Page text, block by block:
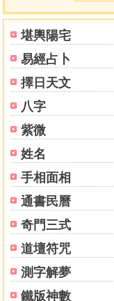
堪輿陽宅
易經占卜
擇日天文
八字
紫微
姓名
手相面相
通書民曆
奇門三式
道壇符咒
測字解夢
鐵版神數
第二章 認識後天
第一節 後天八卦
第二節 後天八
第三節 後天八卦
第四節 後天八卦
第五節 後天八
第六節 八卦配男
第七節 二十四山
第八節 二十四山
第九節 二十四山
第十節 羅經三針
第三章 定陽宅中
第四篇 陽宅形勢
第一章 陽宅龍法
第一節 山地陽宅
第二節 平洋陽
第二章 陽宅砂法
第一節 陽宅砂法